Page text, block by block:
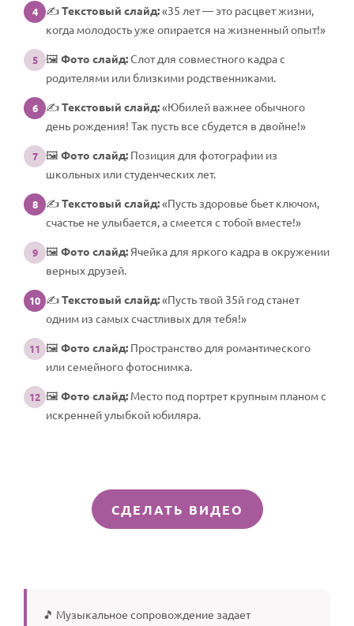
4 ✍️Текстовый слайд:«35 лет — это расцвет жизни,
когда молодость уже опирается на жизненный опыт!»
5 🖼️ Фото слайд:Слот для совместного кадра с
родителями или близкими родственниками.
6 ✍️Текстовый слайд:«Юбилей важнее обычного
день рождения! Так пусть все сбудется в двойне!»
7 🖼️ Фото слайд: Позиция для фотографии из
школьных или студенческих лет.
8 ✍️Текстовый слайд:«Пусть здоровье бьет ключом,
счастье не улыбается, а смеется с тобой вместе!»
9 🖼️ Фото слайд: Ячейка для яркого кадра в окружении
верных друзей.
10 ✍️Текстовый слайд:«Пусть твой 35й год станет
одним из самых счастливых для тебя!»
11 🖼️ Фото слайд: Пространство для романтического
или семейного фотоснимка.
12 🖼️ Фото слайд: Место под портрет крупным планом с
искренней улыбкой юбиляра.
СДЕЛАТЬ ВИДЕО
🎵 Музыкальное сопровождение задает